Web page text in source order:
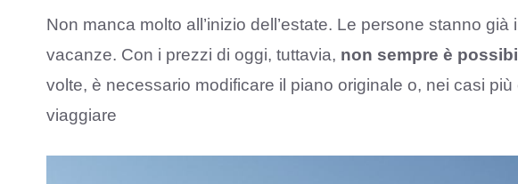
Non manca molto all’inizio dell’estate. Le persone stanno
vacanze. Con i prezzi di oggi, tuttavia, non sempre è
volte, è necessario modificare il piano originale o, nei casi
viaggiare